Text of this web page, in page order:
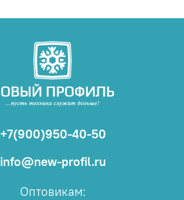
+7(900)950-40-50
info@new-profil.ru
Оптовикам: